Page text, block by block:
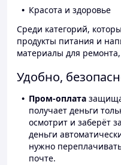
Красота и здоровье
Среди категорий,
продукты питания и
материалы для
Удобно,
Пром-оплата
получает деньги
осмотрит и заберёт
деньги
нужно
почте.